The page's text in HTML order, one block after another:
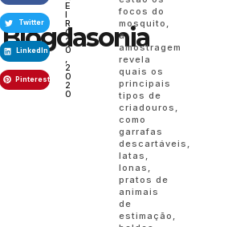
Blogdasonia
Twitter
LinkedIn
Pinterest
E
I
R
O
2
0
,
2
0
2
0
focos do
mosquito,
a
amostragem
revela
quais os
principais
tipos de
criadouros,
como
garrafas
descartáveis,
latas,
lonas,
pratos de
animais
de
estimação,